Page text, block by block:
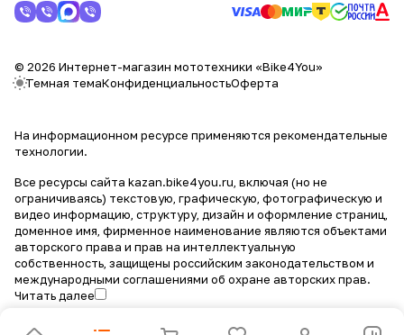
© 2026 Интернет-магазин мототехники «Bike4You»
Темная темаКонфиденциальностьОферта
На информационном ресурсе применяются рекомендательные
технологии.
Все ресурсы сайта kazan.bike4you.ru, включая (но не
ограничиваясь) текстовую, графическую, фотографическую и
видео информацию, структуру, дизайн и оформление страниц,
доменное имя, фирменное наименование являются объектами
авторского права и прав на интеллектуальную
собственность, защищены российским законодательством и
международными соглашениями об охране авторских прав.
Читать далее